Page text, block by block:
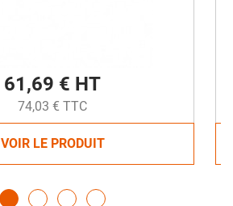
61,69 € HT
74,03 € TTC
VOIR LE PRODUIT